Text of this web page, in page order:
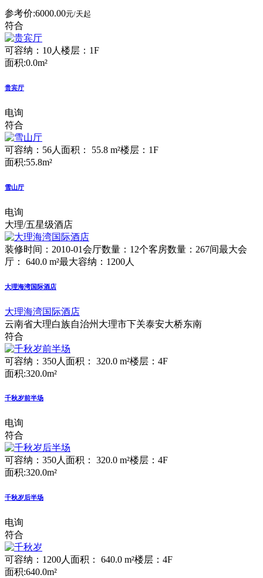
参考价:6000.00元/天起
符合
可容纳：10人 楼层：1F
面积:0.0m²
贵宾厅
电询
符合
可容纳：56人 面积： 55.8 m²楼层：1F
面积:55.8m²
雪山厅
电询
大理/五星级酒店
装修时间：2010-01会厅数量：12个客房数量：267间最大会
厅： 640.0 m²最大容纳：1200人
大理海湾国际酒店
大理海湾国际酒店
云南省大理白族自治州大理市下关泰安大桥东南
符合
可容纳：350人 面积： 320.0 m²楼层：4F
面积:320.0m²
千秋岁前半场
电询
符合
可容纳：350人面积： 320.0 m²楼层：4F
面积:320.0m²
千秋岁后半场
电询
符合
可容纳：1200人 面积： 640.0 m²楼层：4F
面积:640.0m²